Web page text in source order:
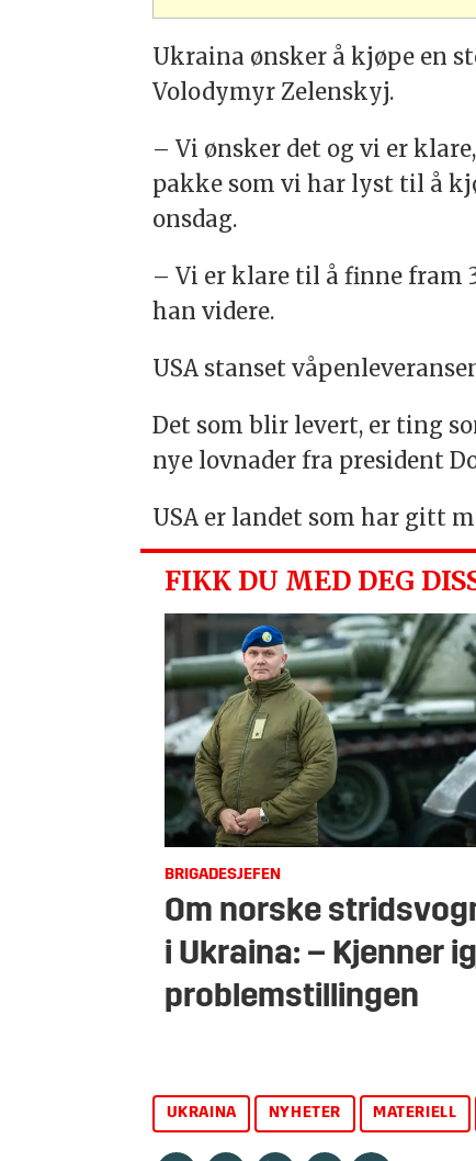
Ukraina ønsker å kjøpe en
Volodymyr Zelenskyj.
– Vi ønsker det og vi er
pakke som vi har lyst til å
onsdag.
– Vi er klare til å finne fram
han videre.
USA stanset
Det som blir levert, er ting
nye lovnader fra president
USA er landet som har gitt
FIKK DU MED DEG
BRIGADESJEFEN
Om norske
i Ukraina: – Kjenner
problemstillingen
UKRAINA NYHETER MATERIELL